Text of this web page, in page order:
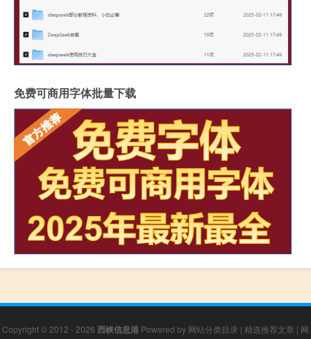
免费可商用字体批量下载
Copyright © 2012 - 2026 西峡信息港 Powered by 网站分类目录 | 精选推荐文章 | 网